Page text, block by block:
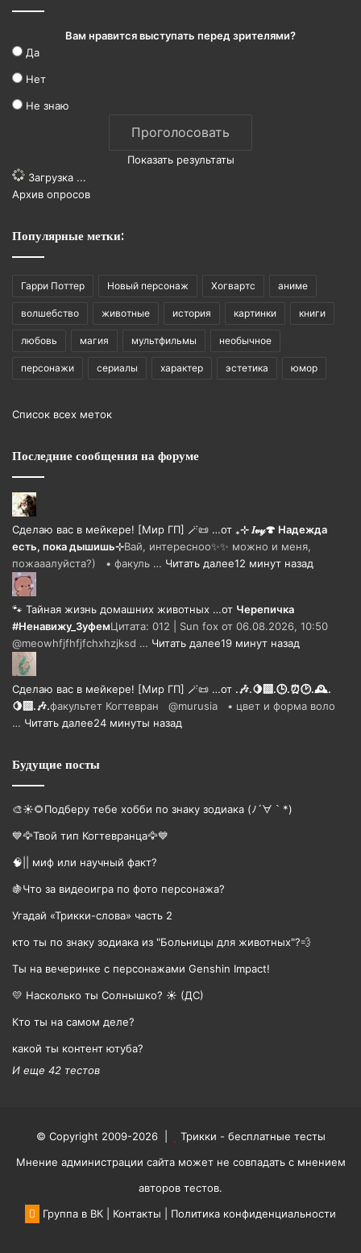
Вам нравится выступать перед зрителями?
Да
Нет
Не знаю
Показать результаты
Загрузка ...
Архив опросов
Популярные метки:
Гарри Поттер Новый персонаж Хогвартс аниме
волшебство животные история картинки книги
любовь магия мультфильмы необычное
персонажи сериалы характер эстетика юмор
Список всех меток
Последние сообщения на форуме
Сделаю вас в мейкере! [Мир ГП] 🪄📜 …от ₊⊹ 𝐼𝓋𝓎🍄 Надежда
есть, пока дышишь⊹Вай, интересноо✨✨ можно и меня,
пожааалуйста?) • факуль … Читать далее12 минут назад
🐾 Тайная жизнь домашних животных …от Черепичка
#Ненавижу_ЗуфемЦитата: 012 | Sun fox от 06.08.2026, 10:50
@meowhfjfhfjfchxhzjksd … Читать далее19 минут назад
Сделаю вас в мейкере! [Мир ГП] 🪄📜 …от .🎶.🍋‍🟩.🕒.⏰🕑.🕰️.
🍋‍🟩.🎶.факультет Когтевран @murusia • цвет и форма воло
… Читать далее24 минуты назад
Будущие посты
🎨☀🌻Подберу тебе хобби по знаку зодиака (ﾉ´∀｀*)
💙🦅Твой тип Когтевранца🦅💙
🧠|| миф или научный факт?
🍇Что за видеоигра по фото персонажа?
Угадай «Трикки-слова» часть 2
кто ты по знаку зодиака из "Больницы для животных"?💨
Ты на вечеринке с персонажами Genshin Impact!
💛 Насколько ты Солнышко? ☀️ (ДС)
Кто ты на самом деле?
какой ты контент ютуба?
И еще 42 тестов
© Copyright 2009-2026 |
Трикки - бесплатные тесты
Мнение администрации сайта может не совпадать с мнением
авторов тестов.
Группа в ВК
Контакты Политика конфиденциальности